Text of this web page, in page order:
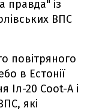
правда" із
ВПС
повітряного
в Естонії
Іл-20 Coot-A і
які